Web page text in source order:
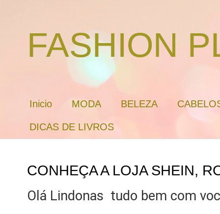
FASHION
Inicio MODA BELEZA
DICAS DE LIVROS
CONHEÇA A LOJA SHEIN,
Olá Lindonas tudo bem com